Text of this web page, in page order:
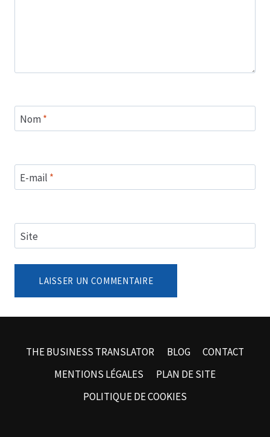
Nom*
E-mail *
Site
THE BUSINESS TRANSLATOR BLOG
CONTACT
MENTIONS LÉGALES
PLAN DE SITE
POLITIQUE DE COOKIES